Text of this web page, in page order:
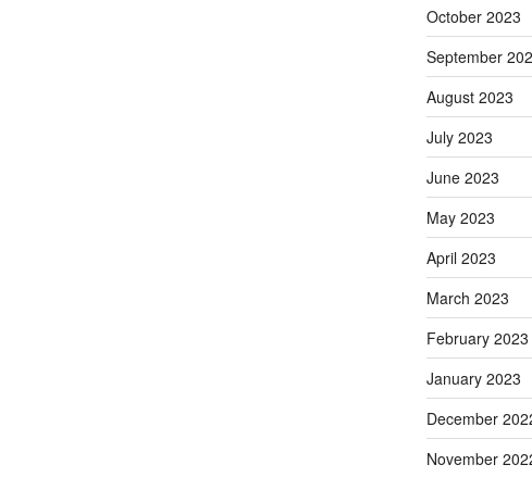
October 2023
September
August 2023
July 2023
June 2023
May 2023
April 2023
March 2023
February 2023
January 2023
December
November